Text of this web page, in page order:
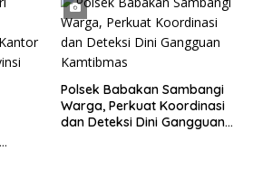
Polsek Babakan Sambangi
Warga, Perkuat Koordinasi
dan Deteksi Dini Gangguan